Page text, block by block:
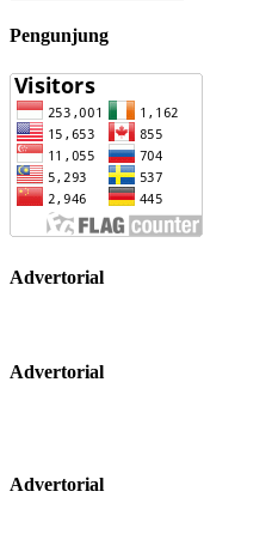
Pengunjung
Advertorial
Advertorial
Advertorial